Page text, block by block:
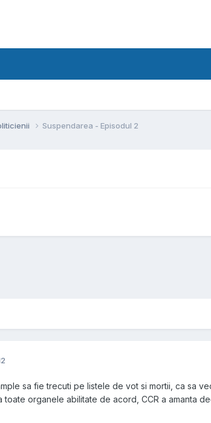
Suspendarea - Episodul 2
sa fie trecuti pe listele de vot si mortii, ca sa
toate organele abilitate de acord, CCR a amanta